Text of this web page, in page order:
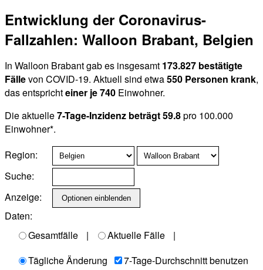
Entwicklung der Coronavirus-
Fallzahlen: Walloon Brabant, Belgien
In Walloon Brabant gab es insgesamt 173.827 bestätigte
Fällevon COVID-19. Aktuell sind etwa550 Personen krank,
das entsprichteiner je 740 Einwohner.
Die aktuelle7-Tage-Inzidenz beträgt 59.8pro 100.000
Einwohner*.
Region:
Suche:
Anzeige:
Daten:
Gesamtfälle
| Aktuelle Fälle
|
Tägliche Änderung
7-Tage-Durchschnitt benutzen